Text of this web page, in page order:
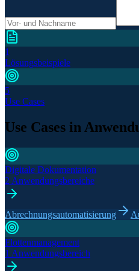
1
Lösungsbeispiele
5
Use Cases
Use Cases in
Digitale Dokumentation
2 Anwendungsbereiche
Abrechnungsautomatisierung
Flottenmanagement
1 Anwendungsbereich